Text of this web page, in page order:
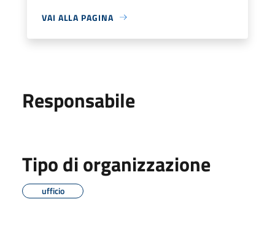
VAI ALLA PAGINA
Responsabile
Tipo di organizzazione
ufficio